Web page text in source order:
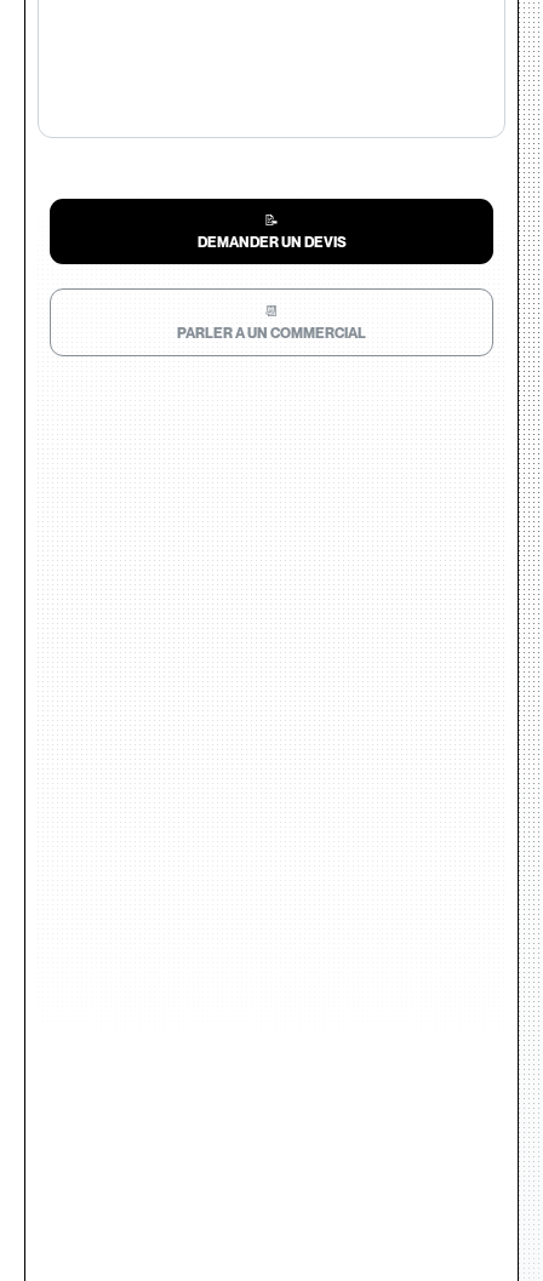
📝
DEMANDER UN DEVIS
📆
PARLER A UN COMMERCIAL